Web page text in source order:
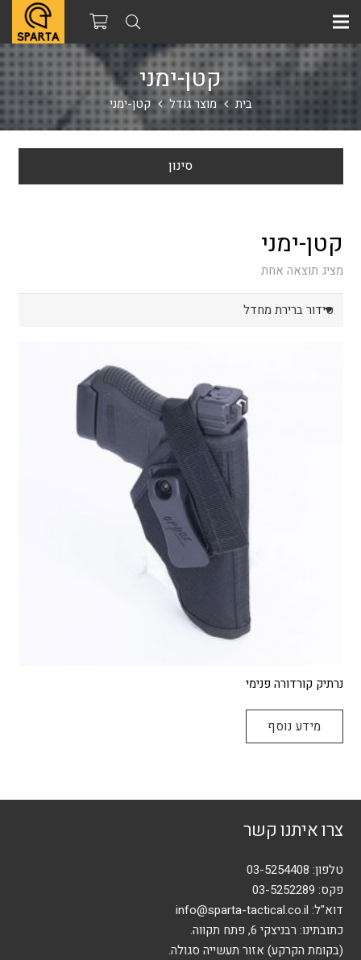
קטן-ימני
בית מוצר גודל קטן-ימני
קטן-ימני
מציג תוצאה אחת
נרתיק קורדורה פנימי
מידע נוסף
סינון
צרו איתנו קשר
טלפון: 03-5254408
פקס: 03-5252289
דוא"ל: info@sparta-tactical.co.il
כתובתינו: רבניצקי 6, פתח תקווה.
(בקומת הקרקע) אזור תעשייה סגולה.